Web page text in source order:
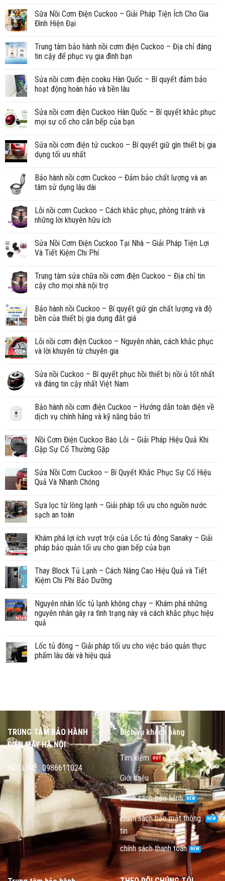
Sữa Nồi Cơm Điện Cuckoo – Giải Pháp Tiện Ích Cho Gia
Đình Hiện Đại
Trung tâm bảo hành nồi cơm điện Cuckoo – Địa chỉ đáng
tin cậy để phục vụ gia đình bạn
Sửa nồi cơm điện cooku Hàn Quốc – Bí quyết đảm bảo
hoạt động hoàn hảo và bền lâu
Sửa nồi cơm điện Cuckoo Hàn Quốc – Bí quyết khắc phục
mọi sự cố cho căn bếp của bạn
Sửa nồi cơm điện tử cuckoo – Bí quyết giữ gìn thiết bị gia
dụng tối ưu nhất
Bảo hành nồi cơm Cuckoo – Đảm bảo chất lượng và an
tâm sử dụng lâu dài
Lỗi nồi cơm Cuckoo – Cách khắc phục, phòng tránh và
những lời khuyên hữu ích
Sửa Nồi Cơm Điện Cuckoo Tại Nhà – Giải Pháp Tiện Lợi
Và Tiết Kiệm Chi Phí
Trung tâm sửa chữa nồi cơm điện Cuckoo – Địa chỉ tin
cậy cho mọi nhà nội trợ
Bảo hành nồi Cuckoo – Bí quyết giữ gìn chất lượng và độ
bền của thiết bị gia dụng đắt giá
Lỗi nồi cơm điện Cuckoo – Nguyên nhân, cách khắc phục
và lời khuyên từ chuyên gia
Sửa nồi Cuckoo – Bí quyết phục hồi thiết bị nồi ủ tốt nhất
và đáng tin cậy nhất Việt Nam
Bảo hành nồi cơm điện Cuckoo – Hướng dẫn toàn diện về
dịch vụ chính hãng và kỹ năng bảo trì
Nồi Cơm Điện Cuckoo Báo Lỗi – Giải Pháp Hiệu Quả Khi
Gặp Sự Cố Thường Gặp
Sửa Nồi Cơm Cuckoo – Bí Quyết Khắc Phục Sự Cố Hiệu
Quả Và Nhanh Chóng
Sựa lọc từ lòng lạnh – Giải pháp tối ưu cho nguồn nước
sạch an toàn
Khám phá lợi ích vượt trội của Lốc tủ đông Sanaky – Giải
pháp bảo quản tối ưu cho gian bếp của bạn
Thay Block Tủ Lạnh – Cách Nâng Cao Hiệu Quả và Tiết
Kiệm Chi Phí Bảo Dưỡng
Nguyên nhân lốc tủ lạnh không chạy – Khám phá những
nguyên nhân gây ra tình trạng này và cách khắc phục hiệu
quả
Lốc tủ đông – Giải pháp tối ưu cho việc bảo quản thực
phẩm lâu dài và hiệu quả
TRUNG TÂM BẢO HÀNH
ĐIỆN MÁY HÀ NỘI
HOTLINE : 0986611024
Dịch vụ khách hàng
Tìm kiếm
Giới thiệu
chính sách bảo hành
chính sách bảo mật thông
tin
chính sách thanh toán